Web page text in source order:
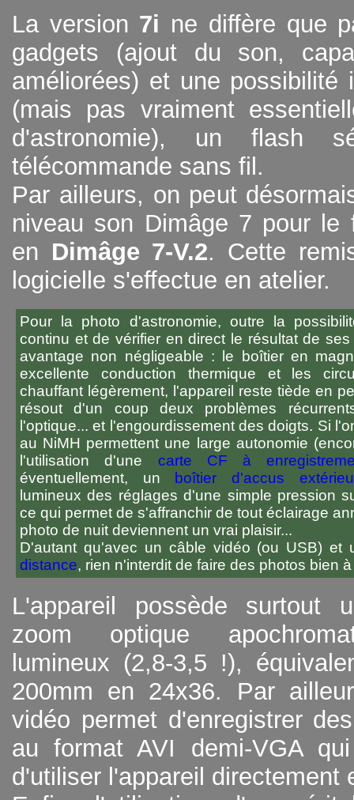
La version 7i ne diffère que
gadgets (ajout du son,
améliorées) et une possibilité
(mais pas vraiment
d'astronomie), un flash
télécommande sans fil.
Par ailleurs, on peut
niveau son Dimâge 7 pour le
en Dimâge 7-V.2. Cette
logicielle s'effectue en atelier.
Pour la photo d'astronomie, outre la
continu et de vérifier en direct le résultat de
avantage non négligeable : le boîtier en
excellente conduction thermique et les
chauffant légèrement, l'appareil reste tiède en
résout d'un coup deux problèmes
l'optique... et l'engourdissement des doigts. Si
au NiMH permettent une large autonomie
l'utilisation d'une carte CF à
éventuellement, un
boîtier d'accus
lumineux des réglages d'une simple pression
ce qui permet de s'affranchir de tout éclairage
photo de nuit deviennent un vrai plaisir...
D'autant qu'avec un câble vidéo (ou USB) et
distance, rien n'interdit de faire des photos bien
L'appareil possède surtout
zoom optique
lumineux (2,8-3,5 !),
200mm en 24x36. Par
vidéo permet d'enregistrer
au format AVI demi-VGA
d'utiliser l'appareil directement